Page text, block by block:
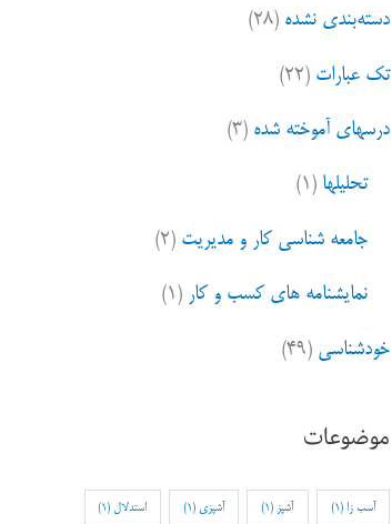
دسته‌بندی نشده (۲۸)
تک عبارات (۲۲)
درسهای آموخته شده (۳)
تحلیلها (۱)
جامعه شناسی کار و مدیریت (۲)
نمایشنامه های کسب و کار (۱)
خودشناسی (۴۹)
موضوعات
آسب زا (1) آشپز (1) آشپزی (1) استدلال (1)